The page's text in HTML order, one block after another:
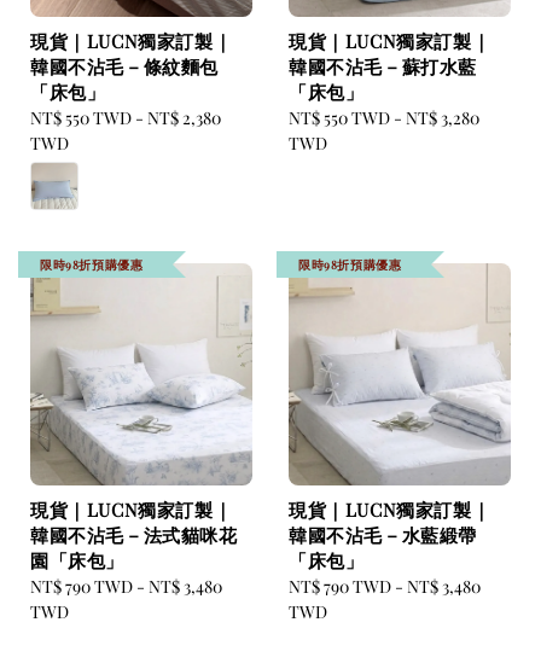
現貨｜LUCN獨家訂製｜
韓國不沾毛－條紋麵包
「床包」
Regular
price
NT$ 550 TWD - NT$ 2,380
TWD
現貨｜LUCN獨家訂製｜
韓國不沾毛－蘇打水藍
「床包」
Regular
price
NT$ 550 TWD - NT$ 3,280
TWD
限時98折預購優惠
現貨｜LUCN獨家訂製｜
韓國不沾毛－法式貓咪花
園「床包」
Regular
price
NT$ 790 TWD - NT$ 3,480
TWD
限時98折預購優惠
現貨｜LUCN獨家訂製｜
韓國不沾毛－水藍緞帶
「床包」
Regular
price
NT$ 790 TWD - NT$ 3,480
TWD